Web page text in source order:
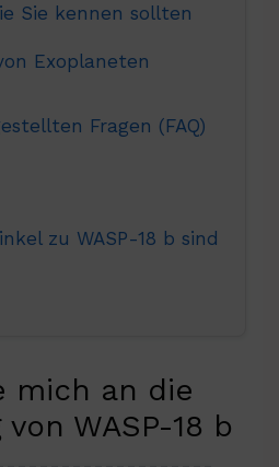
Sie kennen sollten
Exoplaneten
Fragen (FAQ)
zu WASP-18 b sind
mich an die
WASP-18 b